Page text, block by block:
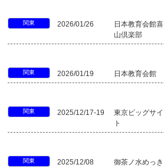
関東 2026/01/26
日本教育会館喜
山倶楽部
関東 2026/01/19 日本教育会館
関東 2025/12/17-19
東京ビッグサイ
ト
関東 2025/12/08
御茶ノ水めっき